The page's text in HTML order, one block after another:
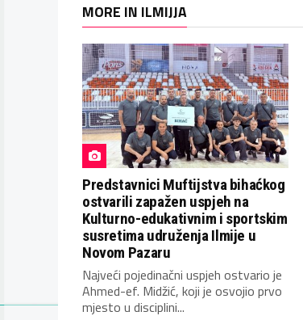
MORE IN ILMIJJA
Predstavnici Muftijstva bihaćkog
ostvarili zapažen uspjeh na
Kulturno-edukativnim i sportskim
susretima udruženja Ilmije u
Novom Pazaru
Najveći pojedinačni uspjeh ostvario je
Ahmed-ef. Midžić, koji je osvojio prvo
mjesto u disciplini...